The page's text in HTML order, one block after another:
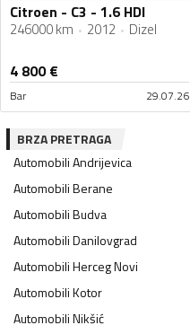
Citroen - C3 - 1.6 HDI
246000 km 2012 Dizel
4 800€
Bar 29.07.26
BRZA PRETRAGA
AutomobiliAndrijevica
AutomobiliBerane
AutomobiliBudva
AutomobiliDanilovgrad
AutomobiliHerceg Novi
AutomobiliKotor
AutomobiliNikšić